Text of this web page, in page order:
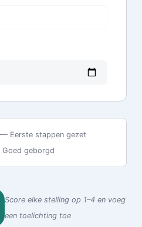
Eerste stappen gezet
geborgd
Score elke stelling op 1–4 en voeg
een toelichting toe